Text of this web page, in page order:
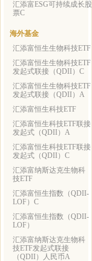
汇添富ESG可持续成长股
票C
海外基金
汇添富恒生生物科技ETF
汇添富恒生生物科技ETF
发起式联接（QDII）C
汇添富恒生生物科技ETF
发起式联接（QDII）A
汇添富恒生科技ETF
汇添富恒生科技ETF联接
发起式（QDII）A
汇添富恒生科技ETF联接
发起式（QDII）C
汇添富纳斯达克生物科
技ETF
汇添富恒生指数（QDII-
LOF）C
汇添富恒生指数（QDII-
LOF）
汇添富纳斯达克生物科
技ETF发起式联接
（QDII）人民币A